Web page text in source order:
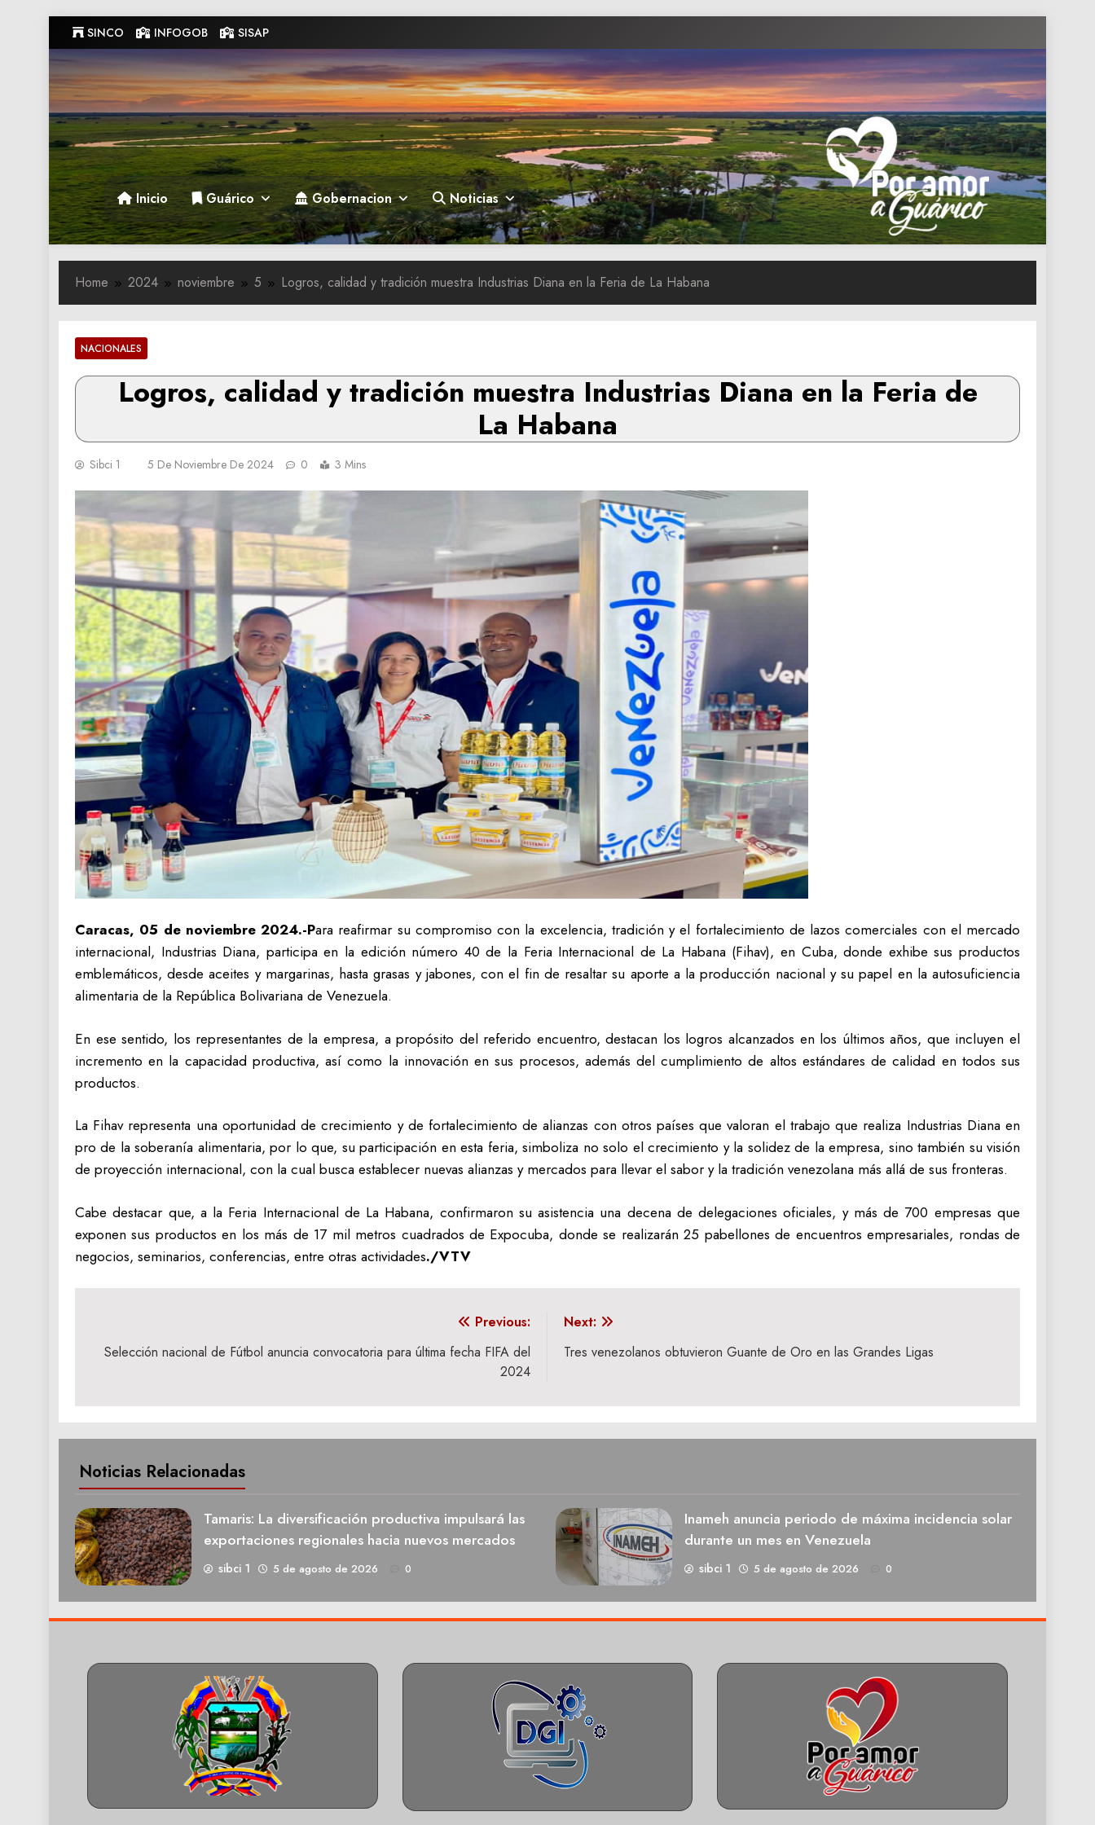
to
content
SINCO INFOGOB SISAP
Gobernacion de Guarico
Gobernacion de Guarico
Inicio Guárico Gobernacion Noticias
Home 2024 noviembre 5 Logros, calidad y tradición muestra Industrias Diana en la Feria de La Habana
NACIONALES
Logros, calidad y tradición muestra Industrias Diana en la Feria de
La Habana
Sibci 1 5 De Noviembre De 2024 0 3 Mins
Caracas, 05 de noviembre 2024.-Para reafirmar su compromiso con la excelencia, tradición y el fortalecimiento de lazos comerciales con el mercado
internacional, Industrias Diana, participa en la edición número 40 de la Feria Internacional de La Habana (Fihav), en Cuba, donde exhibe sus productos
emblemáticos, desde aceites y margarinas, hasta grasas y jabones, con el fin de resaltar su aporte a la producción nacional y su papel en la autosuficiencia
alimentaria de la República Bolivariana de Venezuela.
En ese sentido, los representantes de la empresa, a propósito del referido encuentro, destacan los logros alcanzados en los últimos años, que incluyen el
incremento en la capacidad productiva, así como la innovación en sus procesos, además del cumplimiento de altos estándares de calidad en todos sus
productos.
La Fihav representa una oportunidad de crecimiento y de fortalecimiento de alianzas con otros países que valoran el trabajo que realiza Industrias Diana en
pro de la soberanía alimentaria, por lo que, su participación en esta feria, simboliza no solo el crecimiento y la solidez de la empresa, sino también su visión
de proyección internacional, con la cual busca establecer nuevas alianzas y mercados para llevar el sabor y la tradición venezolana más allá de sus fronteras.
Cabe destacar que, a la Feria Internacional de La Habana, confirmaron su asistencia una decena de delegaciones oficiales, y más de 700 empresas que
exponen sus productos en los más de 17 mil metros cuadrados de Expocuba, donde se realizarán 25 pabellones de encuentros empresariales, rondas de
negocios, seminarios, conferencias, entre otras actividades./VTV
de
Previous:
Selección nacional de Fútbol anuncia convocatoria para última fecha FIFA del
2024
Next:
Tres venezolanos obtuvieron Guante de Oro en las Grandes Ligas
Noticias Relacionadas
Tamaris: La diversificación productiva impulsará las
exportaciones regionales hacia nuevos mercados
sibci 1 5 de agosto de 2026 0
Inameh anuncia periodo de máxima incidencia solar
durante un mes en Venezuela
sibci 1 5 de agosto de 2026 0